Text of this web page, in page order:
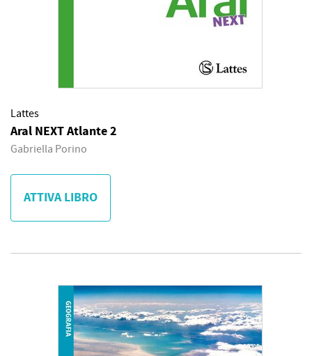
Lattes
Aral NEXT Atlante 2
Gabriella Porino
ATTIVA LIBRO